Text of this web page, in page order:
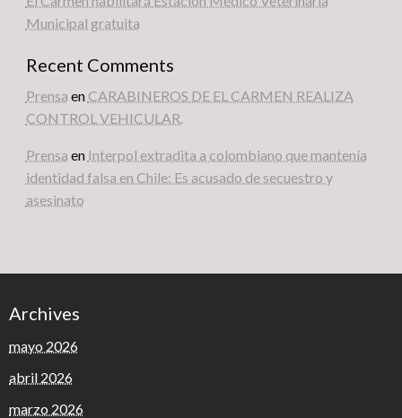
Municipal gratuita
Recent Comments
Prensa en CARABINEROS DE EL CARMEN REALIZA
CONTROL VEHICULAR.
Prensa en Interpol extradita a colombiano que mantenía
identidad falsa en Chile: Es acusado de secuestro y
asesinato
Archives
mayo 2026
abril 2026
marzo 2026